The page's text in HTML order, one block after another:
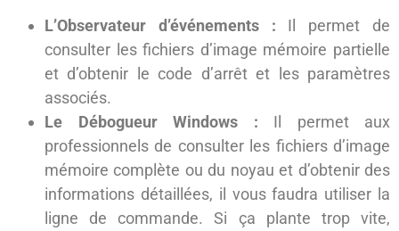
L’Observateur d’événements : Il permet de
consulter les fichiers d’image mémoire partielle
et d’obtenir le code d’arrêt et les paramètres
associés.
Le Débogueur Windows : Il permet aux
professionnels de consulter les fichiers d’image
mémoire complète ou du noyau et d’obtenir des
informations détaillées, il vous faudra utiliser la
ligne de commande. Si ça plante trop vite,